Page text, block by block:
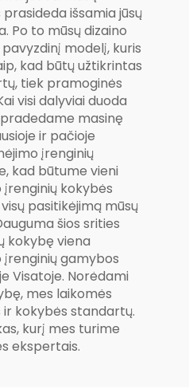
išsamia jūsų
Po to mūsų dizaino
modelį, kuris
kad būtų užtikrintas
tiek pramoginės
visi dalyviai duoda
masinę
ir pačioje
įrenginių
kad būtume vieni
įrenginių kokybės
pasitikėjimą mūsų
šios srities
kokybę viena
įrenginių gamybos
Visatoje. Norėdami
mes laikomės
kokybės standartų.
kurį mes turime
ekspertais.